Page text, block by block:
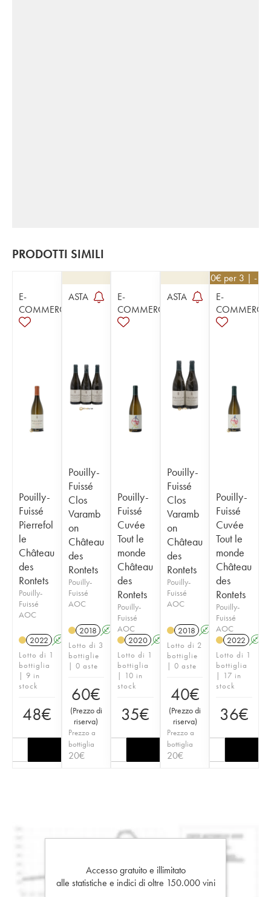
PRODOTTI SIMILI
E-
COMMERCE
Pouilly-
Fuissé
Pierrefol
le
Château
des
Rontets
Pouilly-
Fuissé
AOC
2022 A
Lotto di 1
bottiglia
| 9 in
stock
48€
ASTA
Pouilly-
Fuissé
Clos
Varamb
on
Château
des
Rontets
Pouilly-
Fuissé
AOC
2018 A
Lotto di 3
bottiglie
| 0 aste
60€
(Prezzo di
riserva)
Prezzo a
bottiglia
20€
E-
COMMERCE
Pouilly-
Fuissé
Cuvée
Tout le
monde
Château
des
Rontets
Pouilly-
Fuissé
AOC
2020 A
Lotto di 1
bottiglia
| 10 in
stock
35€
ASTA
Pouilly-
Fuissé
Clos
Varamb
on
Château
des
Rontets
Pouilly-
Fuissé
AOC
2018 A
Lotto di 2
bottiglie
| 0 aste
40€
(Prezzo di
riserva)
Prezzo a
bottiglia
20€
32,40€ per 3 | -
E-
COMMERCE
Pouilly-
Fuissé
Cuvée
Tout le
monde
Château
des
Rontets
Pouilly-
Fuissé
AOC
2022 A
Lotto di 1
bottiglia
| 17 in
stock
36€
Accesso gratuito e illimitato
alle statistiche e indici di oltre 150.000 vini